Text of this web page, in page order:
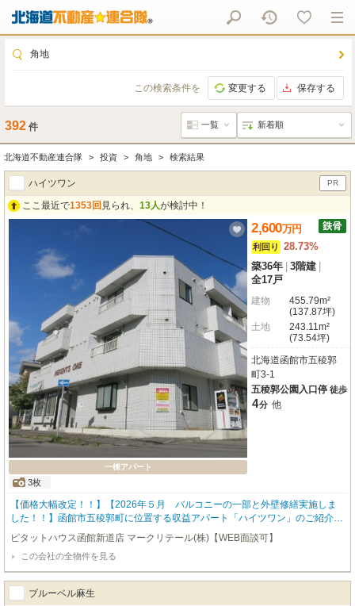
角地
この検索条件を 変更する 保存する
392 件
北海道不動産連合隊 投資 角地 検索結果
PR
ハイツワン
ここ最近で1353回 見られ、 13人が検討中！
一棟アパート
3枚
2,600万円
利回り
28.73%
築36年 3階建
全17戸
建物
455.79m²
(137.87坪)
土地
243.11m²
(73.54坪)
北海道函館市五稜郭
町3-1
五稜郭公園入口停 徒歩
4分 他
【価格大幅改定！！】【2026年５月 バルコニーの一部と外壁修繕実施しま
した！！】函館市五稜郭町に位置する収益アパート「ハイツワン」のご紹介で
す。函館市電「五稜郭公園前」駅まで徒歩7分、バス停「五稜郭公園入口」ま
で徒歩4分と、交通アクセスに恵まれた立地が魅力ですね。周辺にはコンビニ
や幼稚園、公園が徒歩圏内に揃い、生活利便性が高く、入居者様にとっても暮
らしやすい環境が整っています。鉄骨造3階建て、総戸数17戸の建物は、バ
ス・トイレ別で角地というのも嬉しいポイントです。この物件の最大の魅力
は、その高い収益性。価格2,600万円に対し、想定年間収入は747万円、驚き
ピタットハウス函館新道店 マークリテール(株)【WEB面談可】
この会社の全物件を見る
ブルーベル麻生